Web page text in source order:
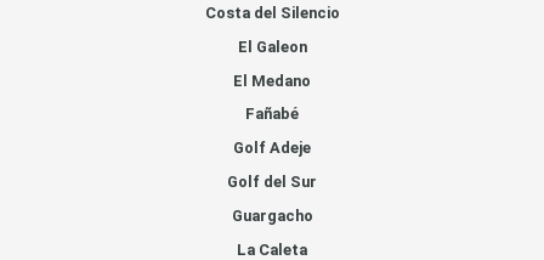
Costa del Silencio
El Galeon
El Medano
Fañabé
Golf Adeje
Golf del Sur
Guargacho
La Caleta